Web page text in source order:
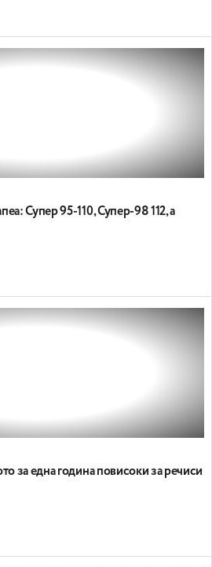
Супер 95-110, Супер-98 112, а
за една година повисоки за речиси